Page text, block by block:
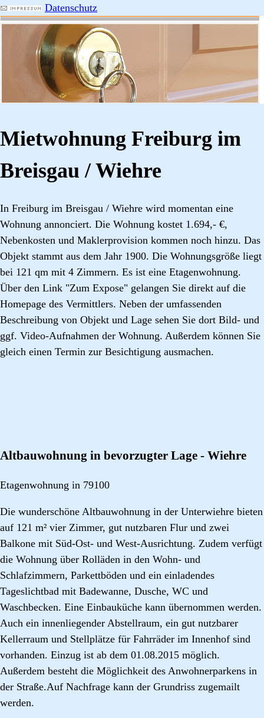
Datenschutz
Mietwohnung Freiburg im
Breisgau / Wiehre
In Freiburg im Breisgau / Wiehre wird momentan eine
Wohnung annonciert. Die Wohnung kostet 1.694,- €,
Nebenkosten und Maklerprovision kommen noch hinzu. Das
Objekt stammt aus dem Jahr 1900. Die Wohnungsgröße liegt
bei 121 qm mit 4 Zimmern. Es ist eine Etagenwohnung.
Über den Link "Zum Expose" gelangen Sie direkt auf die
Homepage des Vermittlers. Neben der umfassenden
Beschreibung von Objekt und Lage sehen Sie dort Bild- und
ggf. Video-Aufnahmen der Wohnung. Außerdem können Sie
gleich einen Termin zur Besichtigung ausmachen.
Altbauwohnung in bevorzugter Lage - Wiehre
Etagenwohnung in 79100
Die wunderschöne Altbauwohnung in der Unterwiehre bieten
auf 121 m² vier Zimmer, gut nutzbaren Flur und zwei
Balkone mit Süd-Ost- und West-Ausrichtung. Zudem verfügt
die Wohnung über Rolläden in den Wohn- und
Schlafzimmern, Parkettböden und ein einladendes
Tageslichtbad mit Badewanne, Dusche, WC und
Waschbecken. Eine Einbauküche kann übernommen werden.
Auch ein innenliegender Abstellraum, ein gut nutzbarer
Kellerraum und Stellplätze für Fahrräder im Innenhof sind
vorhanden. Einzug ist ab dem 01.08.2015 möglich.
Außerdem besteht die Möglichkeit des Anwohnerparkens in
der Straße.Auf Nachfrage kann der Grundriss zugemailt
werden.